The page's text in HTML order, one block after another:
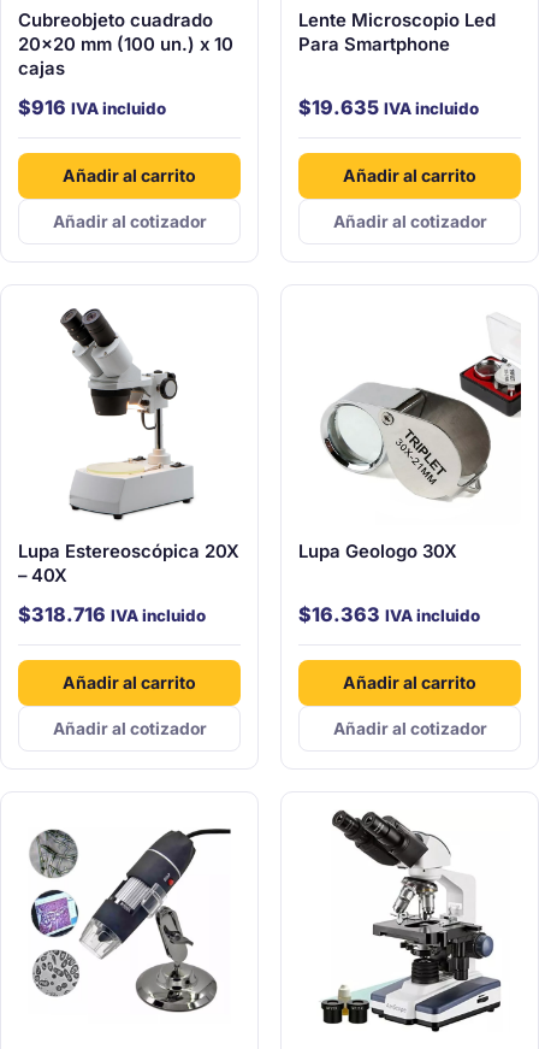
Cubreobjeto cuadrado
20×20 mm (100 un.) x 10
cajas
$916 IVA incluido
Añadir al carrito
Añadir al cotizador
Lente Microscopio Led
Para Smartphone
$19.635 IVA incluido
Añadir al carrito
Añadir al cotizador
Lupa Estereoscópica 20X
– 40X
$318.716 IVA incluido
Añadir al carrito
Añadir al cotizador
Lupa Geologo 30X
$16.363 IVA incluido
Añadir al carrito
Añadir al cotizador